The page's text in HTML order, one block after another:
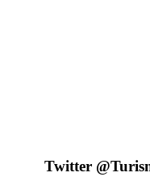
Twitter